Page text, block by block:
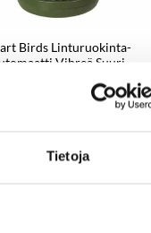
Tietoja
Birds Linturuokinta-
Vihreä Suuri